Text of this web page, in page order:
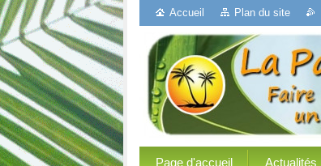
Accueil Plan du site
Page d'accueil Actualités